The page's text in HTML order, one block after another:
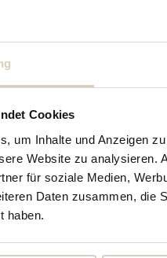
Cookies
um Inhalte und Anzeigen
Website zu analysieren.
für soziale Medien,
Daten zusammen, die
haben.
werden können.
- Ein Wunschname